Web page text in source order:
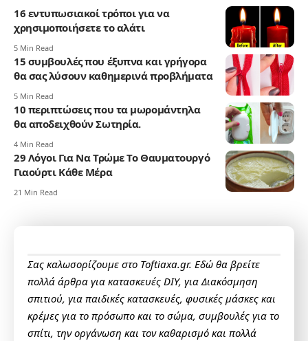
16 εντυπωσιακοί τρόποι για να
χρησιμοποιήσετε το αλάτι
5 Min Read
15 συμβουλές που έξυπνα και γρήγορα
θα σας λύσουν καθημερινά προβλήματα
5 Min Read
10 περιπτώσεις που τα μωρομάντηλα
θα αποδειχθούν Σωτηρία.
4 Min Read
29 Λόγοι Για Να Τρώμε Το Θαυματουργό
Γιαούρτι Κάθε Μέρα
21 Min Read
Σας καλωσορίζουμε στο Toftiaxa.gr. Εδώ θα βρείτε
πολλά άρθρα για κατασκευές DIY, για Διακόσμηση
σπιτιού, για παιδικές κατασκευές, φυσικές μάσκες και
κρέμες για το πρόσωπο και το σώμα, συμβουλές για το
σπίτι, την οργάνωση και τον καθαρισμό και πολλά